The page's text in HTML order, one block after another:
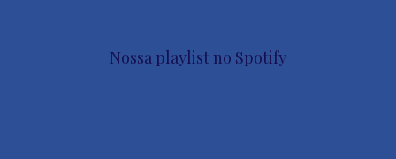
Nossa playlist no Spotify